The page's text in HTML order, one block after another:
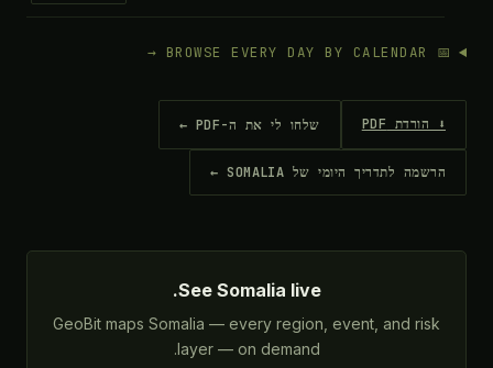
📅 BROWSE EVERY DAY BY CALENDAR →
⬇ הורדת PDF שלחו לי את ה-PDF ←
הרשמה לתדריך היומי של SOMALIA ←
See Somalia live.
GeoBit maps Somalia — every region, event, and risk
layer — on demand.